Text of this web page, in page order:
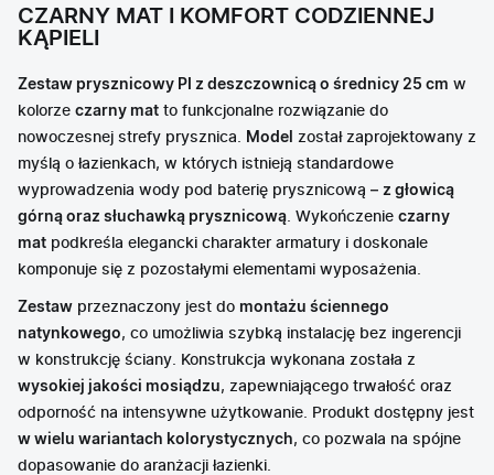
CZARNY MAT I KOMFORT CODZIENNEJ
KĄPIELI
Zestaw prysznicowy PI z deszczownicą o średnicy 25 cm w
kolorze czarny mat to funkcjonalne rozwiązanie do
nowoczesnej strefy prysznica. Model został zaprojektowany z
myślą o łazienkach, w których istnieją standardowe
wyprowadzenia wody pod baterię prysznicową – z głowicą
górną oraz słuchawką prysznicową. Wykończenie czarny
mat podkreśla elegancki charakter armatury i doskonale
komponuje się z pozostałymi elementami wyposażenia.
Zestaw przeznaczony jest do montażu ściennego
natynkowego, co umożliwia szybką instalację bez ingerencji
w konstrukcję ściany. Konstrukcja wykonana została z
wysokiej jakości mosiądzu, zapewniającego trwałość oraz
odporność na intensywne użytkowanie. Produkt dostępny jest
w wielu wariantach kolorystycznych, co pozwala na spójne
dopasowanie do aranżacji łazienki.